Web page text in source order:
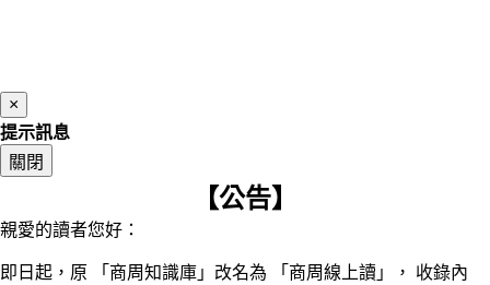
×
提示訊息
關閉
【公告】
親愛的讀者您好：
即日起，原 「商周知識庫」改名為 「商周線上讀」， 收錄內